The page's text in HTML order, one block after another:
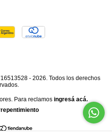
- 2026. Todos los derechos
Para reclamos ingresá acá.